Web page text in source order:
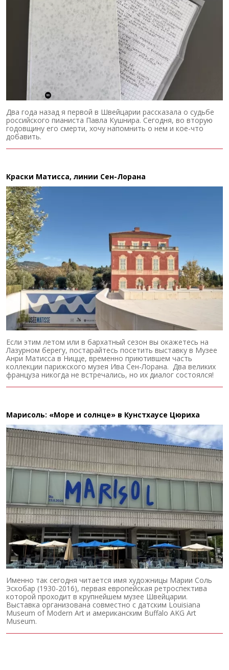
Два года назад я первой в Швейцарии рассказала о судьбе
российского пианиста Павла Кушнира. Сегодня, во вторую
годовщину его смерти, хочу напомнить о нем и кое-что
добавить.
Краски Матисса, линии Сен-Лорана
Если этим летом или в бархатный сезон вы окажетесь на
Лазурном берегу, постарайтесь посетить выставку в Музее
Анри Матисса в Ницце, временно приютившем часть
коллекции парижского музея Ива Сен-Лорана. Два великих
француза никогда не встречались, но их диалог состоялся!
Марисоль: «Море и солнце» в Кунстхаусе Цюриха
Именно так сегодня читается имя художницы Марии Соль
Эскобар (1930-2016), первая европейская ретроспектива
которой проходит в крупнейшем музее Швейцарии.
Выставка организована совместно с датским Louisiana
Museum of Modern Art и американским Buffalo AKG Art
Museum.